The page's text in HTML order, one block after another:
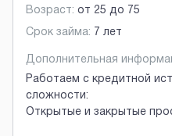
Возраст: от 25 до 75
Срок займа: 7 лет
Дополнительная
Работаем с кредитной
сложности:
Открытые и закрытые